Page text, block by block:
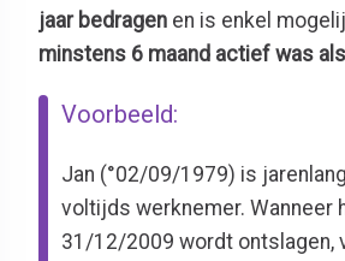
jaar bedragen en is enkel
minstens 6 maand actief was
Voorbeeld:
Jan (°02/09/1979) is
voltijds werknemer. Wanneer
31/12/2009 wordt ontslagen,